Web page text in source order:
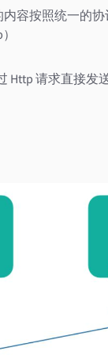
内容按照统一的
Http 请求直接发